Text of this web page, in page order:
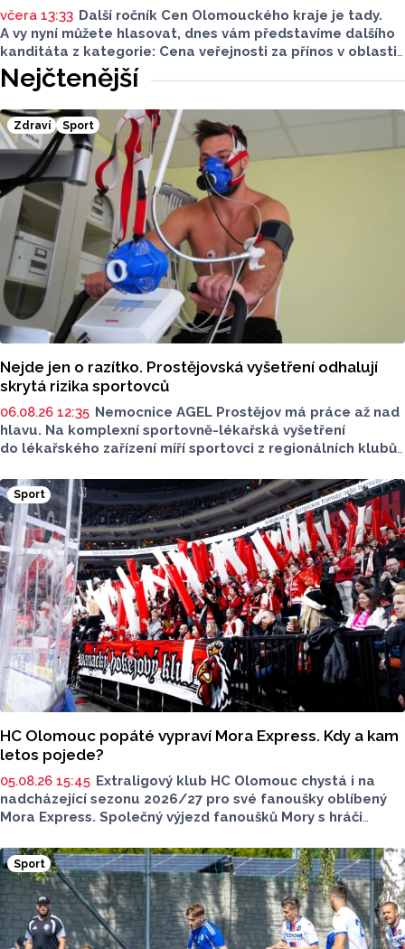
včera 13:33 Další ročník Cen Olomouckého kraje je tady.
A vy nyní můžete hlasovat, dnes vám představíme dalšího
kanditáta z kategorie: Cena veřejnosti za přínos v oblasti
životního prostředí. Toto je Střední zemědělská škola
v Přerově, která má nominaci v kategorii: Významný počin
v ochraně životního prostředí - právnická osoba.
Nejčtenější
Zdraví Sport
Nejde jen o razítko. Prostějovská vyšetření odhalují
skrytá rizika sportovců
06.08.26 12:35 Nemocnice AGEL Prostějov má práce až nad
hlavu. Na komplexní sportovně-lékařská vyšetření
do lékařského zařízení míří sportovci z regionálních klubů,
o tom tisková mluvčí nemocnice Radka Miloševská.
V Prostějově vyšetřují i sportovce z Moravskoslezského,
Zlínského nebo Jihomoravského kraje.
Sport
HC Olomouc popáté vypraví Mora Express. Kdy a kam
letos pojede?
05.08.26 15:45 Extraligový klub HC Olomouc chystá i na
nadcházející sezonu 2026/27 pro své fanoušky oblíbený
Mora Express. Společný výjezd fanoušků Mory s hráči
října. Stejně jako roky předtím, tak i letos bude cílovou
destinací pražská Libeň, kde kohouti vyzvou v O2 aréně
Spartu Praha.
Sport